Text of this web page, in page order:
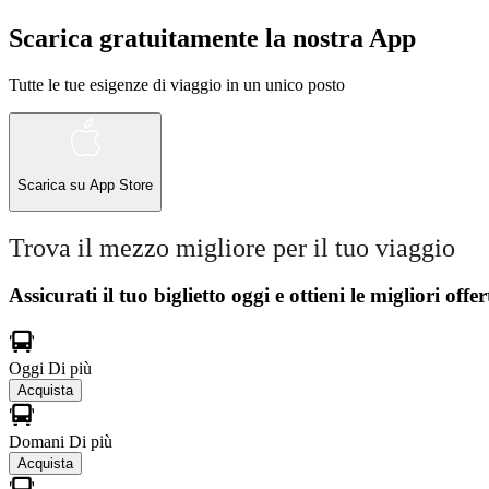
Scarica gratuitamente la nostra App
Tutte le tue esigenze di viaggio in un unico posto
Scarica su App Store
Trova il mezzo migliore per il tuo viaggio
Assicurati il ​​tuo biglietto oggi e ottieni le migliori
Oggi Di più
Acquista
Domani Di più
Acquista